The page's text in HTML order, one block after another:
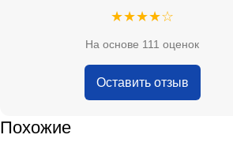
★★★★☆
На основе 111 оценок
Оставить отзыв
адекватные цены. Очень
Похожие